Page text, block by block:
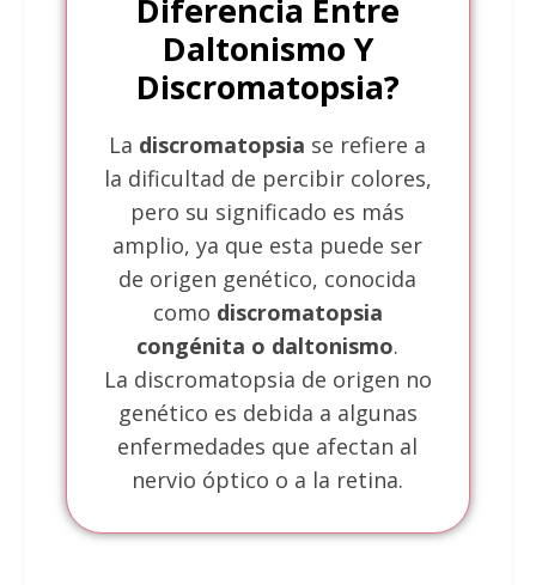
Diferencia Entre
Daltonismo Y
Discromatopsia?
La discromatopsia se refiere a
la dificultad de percibir colores,
pero su significado es más
amplio, ya que esta puede ser
de origen genético, conocida
como discromatopsia
congénita o daltonismo.
La discromatopsia de origen no
genético es debida a algunas
enfermedades que afectan al
nervio óptico o a la retina.